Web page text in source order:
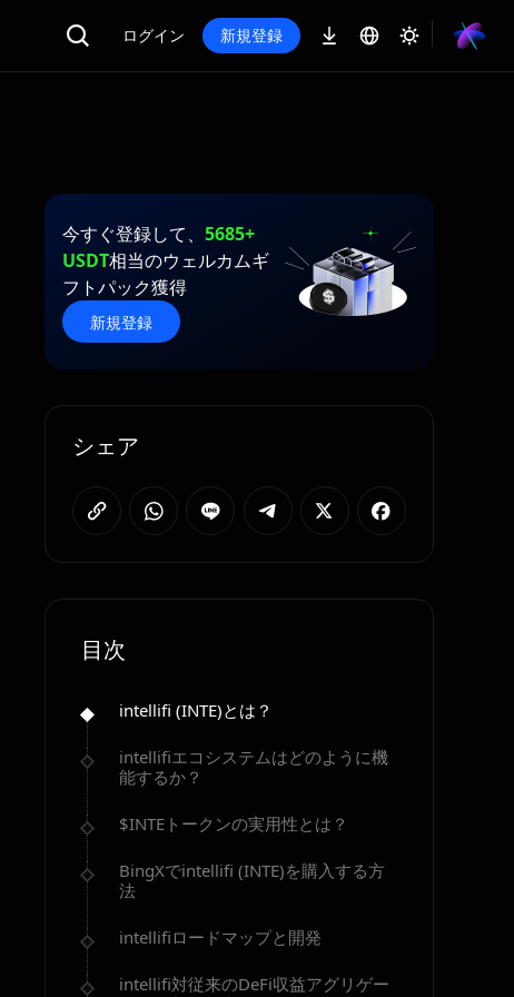
ログイン 新規登録
今すぐ登録して、 5685+
USDT相当のウェルカムギ
フトパック獲得
新規登録
シェア
目次
intellifi (INTE)とは？
intellifiエコシステムはどのように機
能するか？
$INTEトークンの実用性とは？
BingXでintellifi (INTE)を購入する方
法
intellifiロードマップと開発
intellifi対従来のDeFi収益アグリゲー